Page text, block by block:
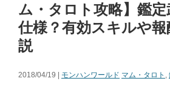
ム・タロト攻略】鑑定
仕様？有効スキルや
説
2018/04/19 | モンハンワールド マム・タロト ,